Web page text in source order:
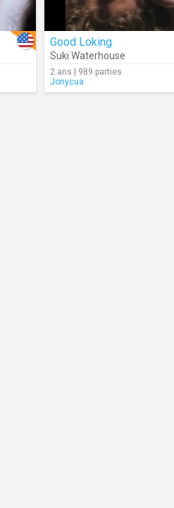
Good Loking
Suki Waterhouse
2 ans | 989 parties
Jonycua